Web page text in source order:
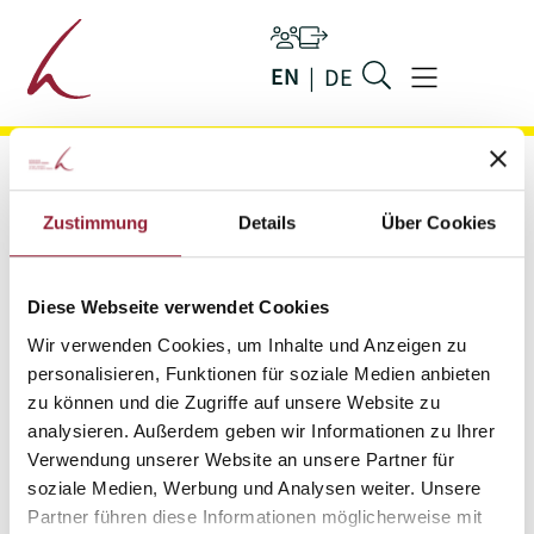
Zustimmung Details Über Cookies
Diese Webseite verwendet Cookies
Wir verwenden Cookies, um Inhalte und Anzeigen zu
personalisieren, Funktionen für soziale Medien anbieten
zu können und die Zugriffe auf unsere Website zu
analysieren. Außerdem geben wir Informationen zu Ihrer
Verwendung unserer Website an unsere Partner für
soziale Medien, Werbung und Analysen weiter. Unsere
Partner führen diese Informationen möglicherweise mit
Jump to main content
Main navigation
Persons
Ilias
EN DE Menu